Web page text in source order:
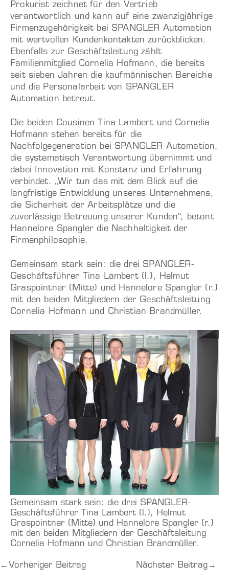
Prokurist zeichnet für den Vertrieb
verantwortlich und kann auf eine zwanzigjährige
Firmenzugehörigkeit bei SPANGLER Automation
mit wertvollen Kundenkontakten zurückblicken.
Ebenfalls zur Geschäftsleitung zählt
Familienmitglied Cornelia Hofmann, die bereits
seit sieben Jahren die kaufmännischen Bereiche
und die Personalarbeit von SPANGLER
Automation betreut.
Die beiden Cousinen Tina Lambert und Cornelia
Hofmann stehen bereits für die
Nachfolgegeneration bei SPANGLER Automation,
die systematisch Verantwortung übernimmt und
dabei Innovation mit Konstanz und Erfahrung
verbindet. „Wir tun das mit dem Blick auf die
langfristige Entwicklung unseres Unternehmens,
die Sicherheit der Arbeitsplätze und die
zuverlässige Betreuung unserer Kunden“, betont
Hannelore Spangler die Nachhaltigkeit der
Firmenphilosophie.
Gemeinsam stark sein: die drei SPANGLER-
Geschäftsführer Tina Lambert (l.), Helmut
Graspointner (Mitte) und Hannelore Spangler (r.)
mit den beiden Mitgliedern der Geschäftsleitung
Cornelia Hofmann und Christian Brandmüller.
Gemeinsam stark sein: die drei SPANGLER-
Geschäftsführer Tina Lambert (l.), Helmut
Graspointner (Mitte) und Hannelore Spangler (r.)
mit den beiden Mitgliedern der Geschäftsleitung
Cornelia Hofmann und Christian Brandmüller.
← Vorheriger Beitrag Nächster Beitrag→